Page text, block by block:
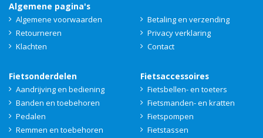
Algemene pagina's
Algemene voorwaarden
Betaling en verzending
Retourneren
Privacy verklaring
Klachten
Contact
Fietsonderdelen
Aandrijving en bediening
Banden en toebehoren
Pedalen
Remmen en toebehoren
Fietsaccessoires
Fietsbellen- en toeters
Fietsmanden- en kratten
Fietspompen
Fietstassen